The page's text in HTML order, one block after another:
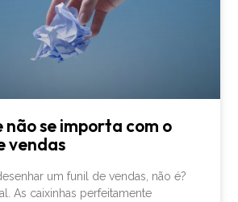
não se importa com o
vendas
um funil de vendas, não é?
As caixinhas perfeitamente